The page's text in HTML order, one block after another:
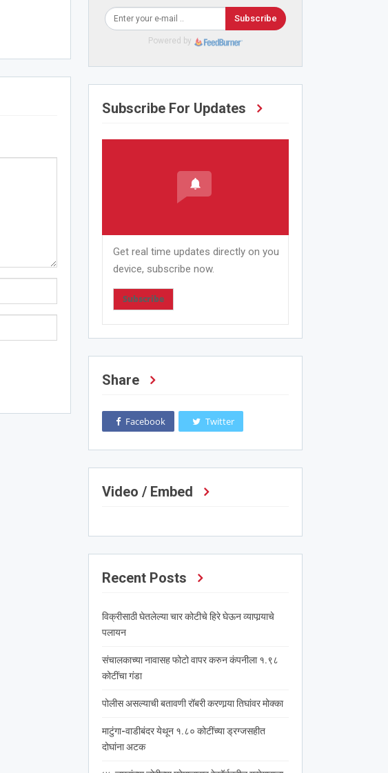
Subscribe
Powered by
Subscribe For Updates
Get real time updates directly on you
device, subscribe now.
Subscribe
Share
Facebook Twitter
Video / Embed
Recent Posts
विक्रीसाठी घेतलेल्या चार कोटीचे हिरे घेऊन व्यापार्‍याचे
पलायन
संचालकाच्या नावासह फोटो वापर करुन कंपनीला १.९८
कोटींचा गंडा
पोलीस असल्याची बतावणी रॉबरी करणार्‍या तिघांवर मोक्का
माटुंगा-वाडीबंदर येथून १.८० कोटींच्या ड्रग्जसहीत
दोघांना अटक